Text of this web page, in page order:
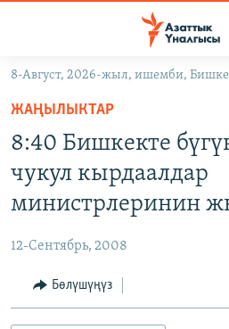
Навигацияга
өтүңүз
салыңыз
МАДАНИЯТ
УКРАИНА
ТВ ПРОГРАММАЛАР
БҮГҮН АЗАТТЫКТА
ПОДКАСТ
8-Август, 2026-жыл, ишемби,
ЖАҢЫЛЫКТАР
8:40 Бишкекте
чукул кырдаалдар
министрлеринин
12-Сентябрь, 2008
Бөлүшүңүз